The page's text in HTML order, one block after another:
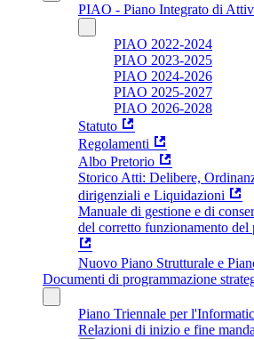
PIAO - Piano Integrato di
PIAO 2022-2024
PIAO 2023-2025
PIAO 2024-2026
PIAO 2025-2027
PIAO 2026-2028
Statuto
Regolamenti
Albo Pretorio
Storico Atti: Delibere,
dirigenziali e Liquidazioni
Manuale di gestione e di
del corretto funzionamento
Nuovo Piano Strutturale e
Documenti di programmazione
Piano Triennale per
Relazioni di inizio e fine